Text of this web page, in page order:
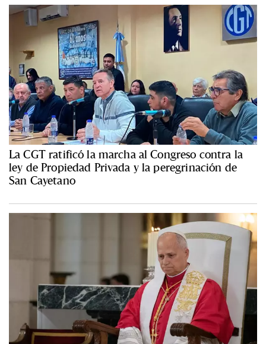
La CGT ratificó la marcha al Congreso contra la
ley de Propiedad Privada y la peregrinación de
San Cayetano